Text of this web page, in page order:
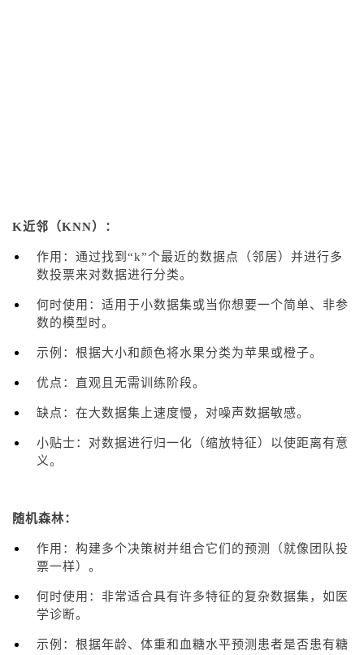
K近邻（KNN）：
作用：通过找到“k”个最近的数据点（邻居）并进行多
数投票来对数据进行分类。
何时使用：适用于小数据集或当你想要一个简单、非参
数的模型时。
示例：根据大小和颜色将水果分类为苹果或橙子。
优点：直观且无需训练阶段。
缺点：在大数据集上速度慢，对噪声数据敏感。
小贴士：对数据进行归一化（缩放特征）以使距离有意
义。
随机森林：
作用：构建多个决策树并组合它们的预测（就像团队投
票一样）。
何时使用：非常适合具有许多特征的复杂数据集，如医
学诊断。
示例：根据年龄、体重和血糖水平预测患者是否患有糖